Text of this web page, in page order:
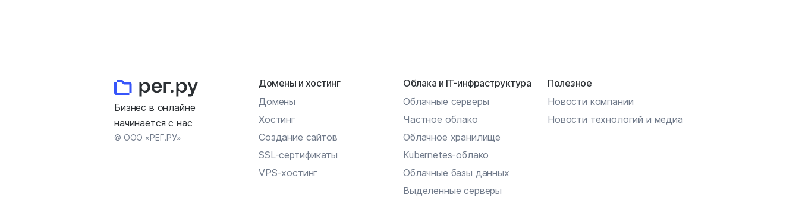
Бизнес в онлайне
начинается с нас
© ООО «РЕГ.РУ»
Домены и хостинг
Домены
Хостинг
Создание сайтов
SSL-сертификаты
VPS-хостинг
Облака и IT-инфраструктура
Облачные серверы
Частное облако
Облачное хранилище
Kubernetes-облако
Облачные базы данных
Выделенные серверы
Полезное
Новости компании
Новости технологий и медиа